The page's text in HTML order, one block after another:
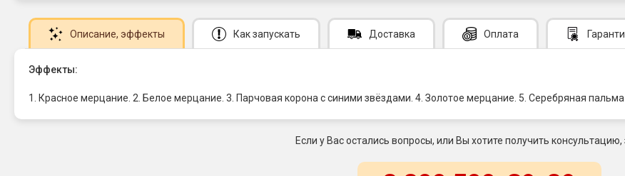
Описание, эффекты Как запускать Доставка Оплата
Эффекты:
1. Красное мерцание. 2. Белое мерцание. 3. Парчовая корона с синими звёздами. 4. Золотое мерцание. 5. Серебряная
Если у Вас остались вопросы, или Вы хотите получить консультацию,